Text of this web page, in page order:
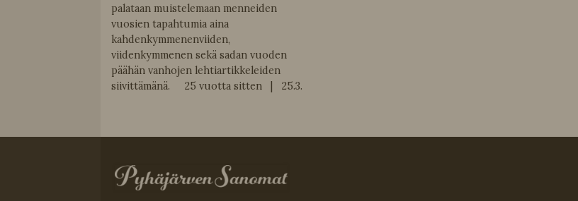
palataan muistelemaan menneiden
vuosien tapahtumia aina
kahdenkymmenenviiden,
viidenkymmenen sekä sadan vuoden
päähän vanhojen lehtiartikkeleiden
siivittämänä. 25 vuotta sitten | 25.3.